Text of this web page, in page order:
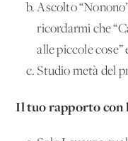
Ascolto
ricordarmi che
alle piccole cose”
Studio metà del
Il tuo rapporto con